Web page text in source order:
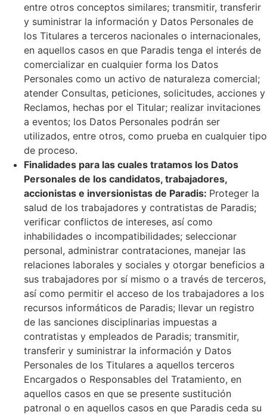
entre otros conceptos similares; transmitir, transferir
y suministrar la información y Datos Personales de
los Titulares a terceros nacionales o internacionales,
en aquellos casos en que Paradis tenga el interés de
comercializar en cualquier forma los Datos
Personales como un activo de naturaleza comercial;
atender Consultas, peticiones, solicitudes, acciones y
Reclamos, hechas por el Titular; realizar invitaciones
a eventos; los Datos Personales podrán ser
utilizados, entre otros, como prueba en cualquier tipo
de proceso.
Finalidades para las cuales tratamos los Datos
Personales de los candidatos, trabajadores,
accionistas e inversionistas de Paradis: Proteger la
salud de los trabajadores y contratistas de Paradis;
verificar conflictos de intereses, así como
inhabilidades o incompatibilidades; seleccionar
personal, administrar contrataciones, manejar las
relaciones laborales y sociales y otorgar beneficios a
sus trabajadores por sí mismo o a través de terceros,
así como permitir el acceso de los trabajadores a los
recursos informáticos de Paradis; llevar un registro
de las sanciones disciplinarias impuestas a
contratistas y empleados de Paradis; transmitir,
transferir y suministrar la información y Datos
Personales de los Titulares a aquellos terceros
Encargados o Responsables del Tratamiento, en
aquellos casos en que se presente sustitución
patronal o en aquellos casos en que Paradis ceda su